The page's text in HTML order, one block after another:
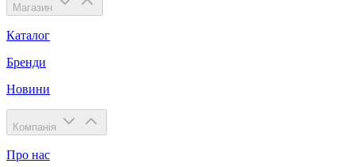
Магазин
Каталог
Бренди
Новини
Компанія
Про нас